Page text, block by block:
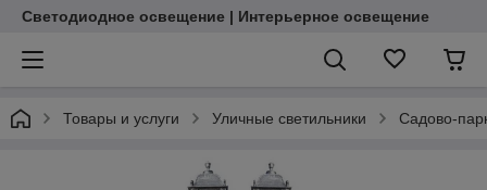
Светодиодное освещение | Интерьерное освещение
Товары и услуги Уличные светильники Садово-